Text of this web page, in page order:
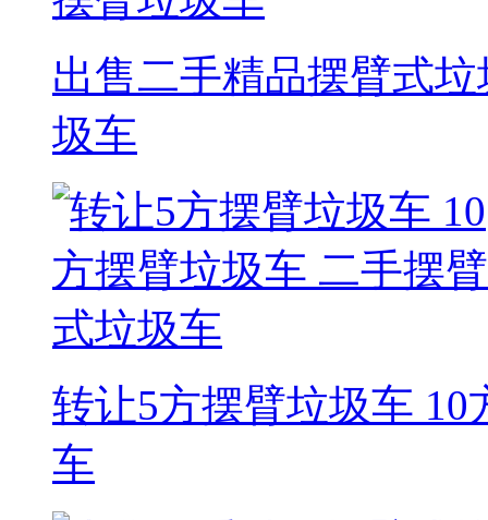
出售二手精品摆臂式
圾车
转让5方摆臂垃圾车
车